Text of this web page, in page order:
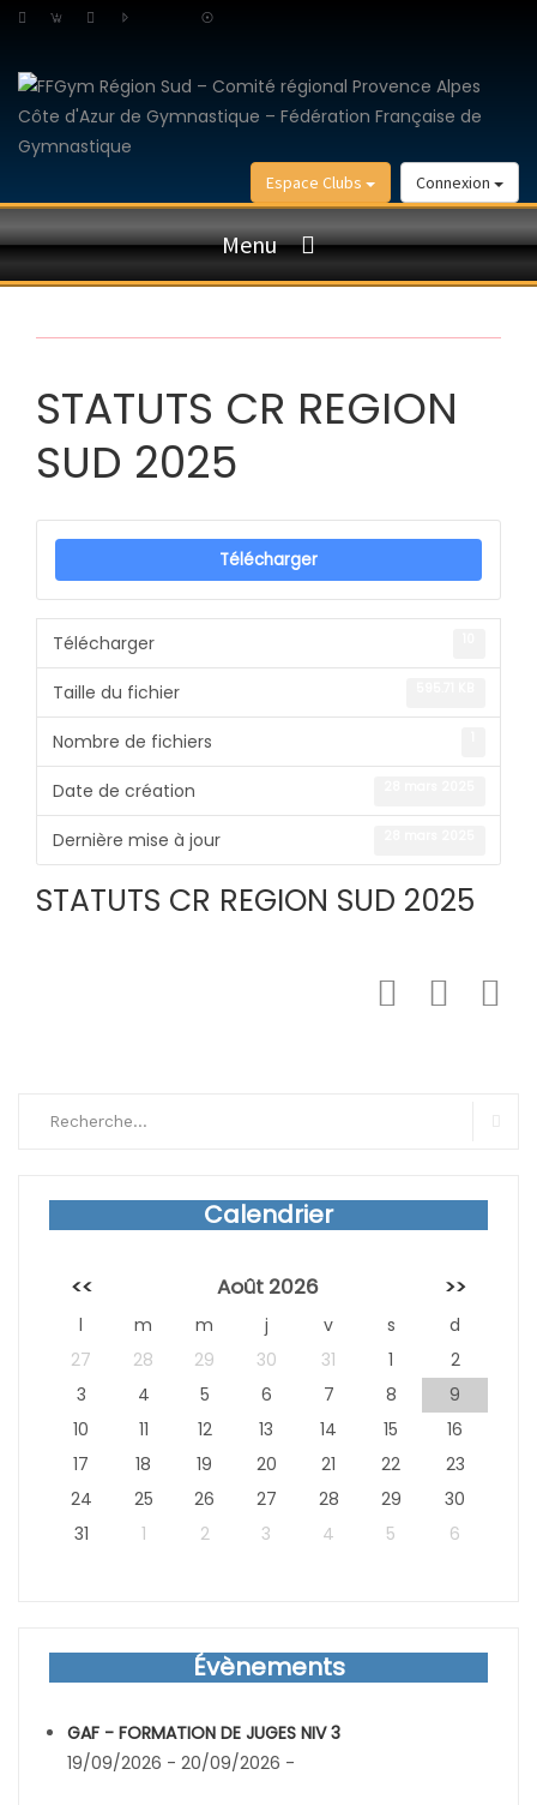
Connexion
Espace Clubs
Menu
STATUTS CR REGION
SUD 2025
Télécharger
Télécharger
Taille du fichier
Nombre de fichiers
Date de création
Dernière mise à jour
STATUTS CR REGION SUD 2025
Calendrier
<< Août 2026 >>
l m m j v s
d
27
28 29 30 31 1
2
3
4 5 6 7 8
9
10
11 12 13 14 15
16
17
18 19 20 21 22
23
24
25 26 27 28 29
30
31
1 2 3 4 5 6
Évènements
GAF - FORMATION DE JUGES NIV 3
19/09/2026 - 20/09/2026 -